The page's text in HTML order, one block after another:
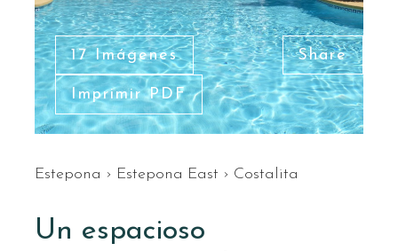
17 Imágenes Share
Imprimir PDF
Estepona › Estepona East › Costalita
Un espacioso